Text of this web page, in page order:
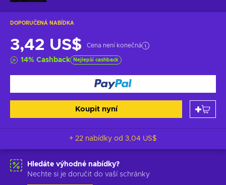
DOPORUČENÁ NABÍDKA
3,42 US$ Cena není konečná
14% Cashback Nejlepší cashback
Koupit nyní
+ 22 nabídky od 3,04 US$
Hledáte výhodné nabídky?
Nechte si je doručit do vaší schránky